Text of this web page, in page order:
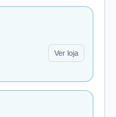
Ver loja